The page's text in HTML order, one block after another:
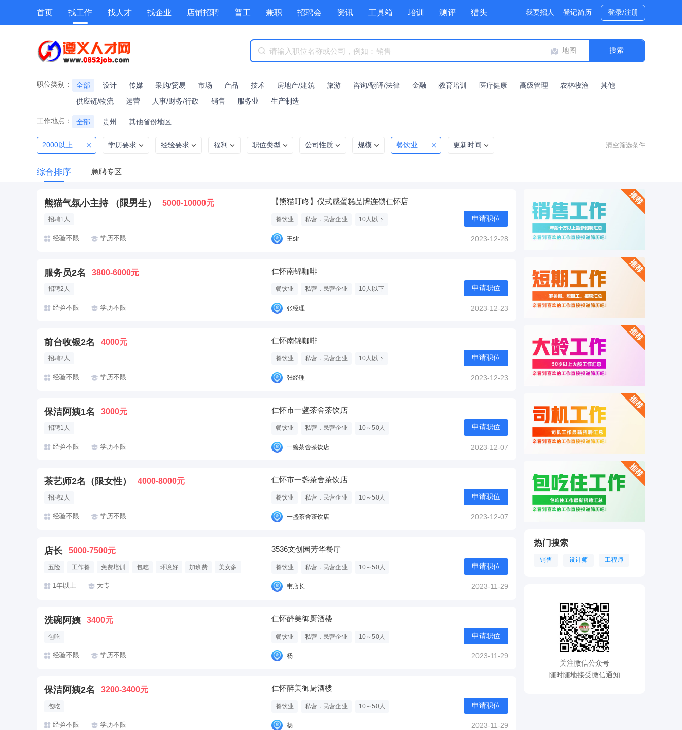
首页 找工作 找人才 找企业 店铺招聘 普工 兼职 招聘会 资讯 工具箱 培训 测评 猎头 我要招人 登记简历 登录/注册
地图
职位类别： 全部 设计 传媒 采购/贸易 市场 产品 技术 房地产/建筑 旅游 咨询/翻译/法律 金融 教育培训 医疗健康 高级管理 农林牧渔
其他
供应链/物流
运营 人事/财务/行政 销售 服务业 生产制造
工作地点： 全部 贵州 其他省份地区
2000以上 学历要求 经验要求 福利 职位类型 公司性质 规模 餐饮业 更新时间 清空筛选条件
综合排序 急聘专区
熊猫气氛小主持 （限男生） 5000-10000元
招聘1人
经验不限 学历不限
【熊猫叮咚】仪式感蛋糕品牌连锁仁怀店
餐饮业 私营．民营企业 10人以下 申请职位
王sir 2023-12-28
服务员2名 3800-6000元
招聘2人
经验不限 学历不限
仁怀南锦咖啡
餐饮业 私营．民营企业 10人以下 申请职位
张经理 2023-12-23
前台收银2名 4000元
招聘2人
经验不限 学历不限
仁怀南锦咖啡
餐饮业 私营．民营企业 10人以下 申请职位
张经理 2023-12-23
保洁阿姨1名 3000元
招聘1人
经验不限 学历不限
仁怀市一盏茶舍茶饮店
餐饮业 私营．民营企业 10～50人 申请职位
一盏茶舍茶饮店 2023-12-07
茶艺师2名（限女性） 4000-8000元
招聘2人
经验不限 学历不限
仁怀市一盏茶舍茶饮店
餐饮业 私营．民营企业 10～50人 申请职位
一盏茶舍茶饮店 2023-12-07
店长 5000-7500元
五险 工作餐 免费培训 包吃 环境好 加班费 美女多
帅哥多 有提成 晋升快
1年以上 大专
3536文创园芳华餐厅
餐饮业 私营．民营企业 10～50人 申请职位
韦店长 2023-11-29
洗碗阿姨 3400元
包吃
经验不限 学历不限
仁怀醉美御厨酒楼
餐饮业 私营．民营企业 10～50人 申请职位
杨 2023-11-29
保洁阿姨2名 3200-3400元
包吃
经验不限 学历不限
仁怀醉美御厨酒楼
餐饮业 私营．民营企业 10～50人 申请职位
杨 2023-11-29
热门搜索
销售 设计师 工程师
关注微信公众号
随时随地接受微信通知